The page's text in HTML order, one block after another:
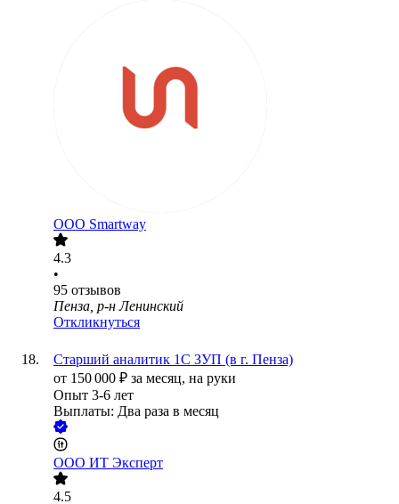
ООО Smartway
4.3
•
95 отзывов
Пенза, р-н Ленинский
Откликнуться
Старший аналитик 1С ЗУП (в г. Пенза)
от 150 000 ₽ за месяц, на руки
Опыт 3-6 лет
Выплаты: Два раза в месяц
ООО ИТ Эксперт
4.5